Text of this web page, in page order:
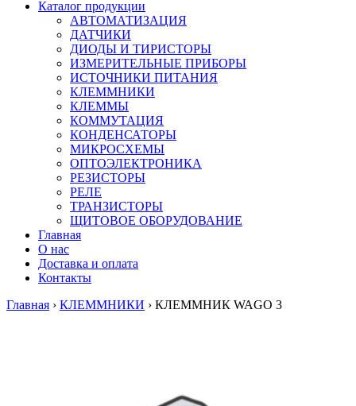
Каталог продукции
АВТОМАТИЗАЦИЯ
ДАТЧИКИ
ДИОДЫ И ТИРИСТОРЫ
ИЗМЕРИТЕЛЬНЫЕ ПРИБОРЫ
ИСТОЧНИКИ ПИТАНИЯ
КЛЕММНИКИ
КЛЕММЫ
КОММУТАЦИЯ
КОНДЕНСАТОРЫ
МИКРОСХЕМЫ
ОПТОЭЛЕКТРОНИКА
РЕЗИСТОРЫ
РЕЛЕ
ТРАНЗИСТОРЫ
ЩИТОВОЕ ОБОРУДОВАНИЕ
Главная
О нас
Доставка и оплата
Контакты
Главная › КЛЕММНИКИ › КЛЕММНИК WAGO 3